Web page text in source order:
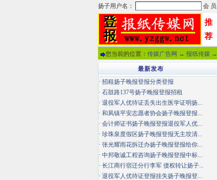
推
荐
您当前的位置： 传媒广告网 → 报纸传媒 →
最新发布
· 招租扬子晚报登报分类登报
· 石鼓路137号扬子晚报登报招租
· 退役军人优待证丢失出生医学证明扬...
· 和凤镇平安志愿者协会扬子晚报登报...
· 会计师证书扬子晚报登报退役军人优...
· 珍珠泉度假区扬子晚报登报无主坟清...
· 张光耀雨花拆迁办扬子晚报登报给你...
· 中邦敬诚工程咨询扬子晚报登报中标...
· 长江商行宿迁分行李军 债权转让扬子...
· 退役军人优待证登报挂失扬子晚报登...